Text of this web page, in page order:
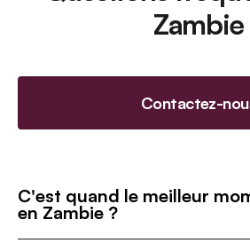
Zambie
Contactez-
C'est quand le meilleur
en Zambie ?